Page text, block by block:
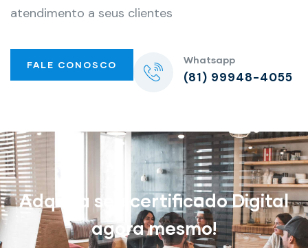
atendimento a seus clientes
FALE CONOSCO Whatsapp
(81) 99948-4055
Adquira seu certificado Digital
agora mesmo!